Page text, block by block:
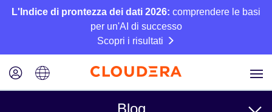
L'Indice di prontezza dei dati 2026: comprendere le basi
per un'AI di successo
Scopri i risultati
Blog